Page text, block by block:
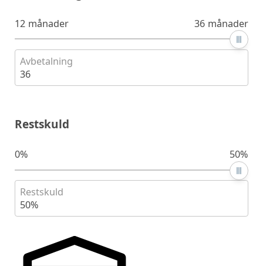
12 månader 36 månader
Avbetalning
36
Restskuld
0% 50%
Restskuld
50%